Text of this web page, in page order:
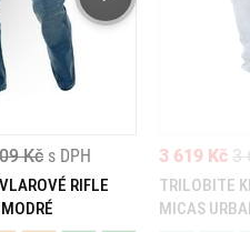
Kč s DPH
RIFLE
3
3 619 Kč
TRILOBITE
MICAS